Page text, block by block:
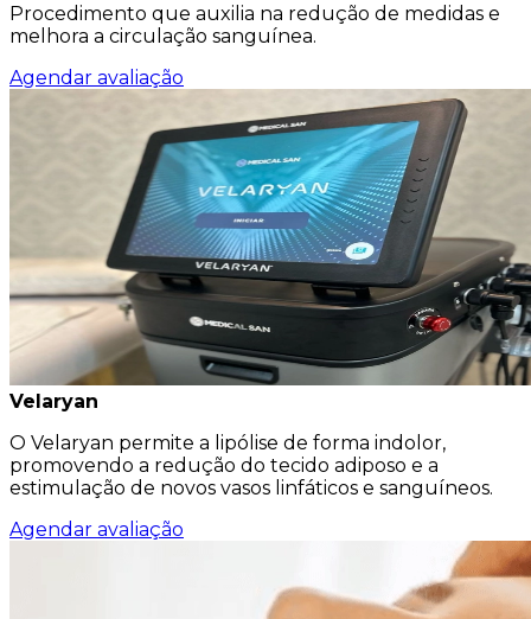
Procedimento que auxilia na redução de medidas e
melhora a circulação sanguínea.
Agendar avaliação
Velaryan
O Velaryan permite a lipólise de forma indolor,
promovendo a redução do tecido adiposo e a
estimulação de novos vasos linfáticos e sanguíneos.
Agendar avaliação